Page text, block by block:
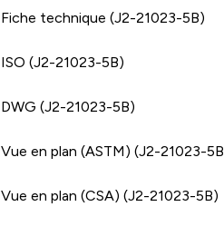
Fiche technique (J2-21023-5B)
ISO (J2-21023-5B)
DWG (J2-21023-5B)
Vue en plan (ASTM) (J2-21023-
Vue en plan (CSA) (J2-21023-5B)